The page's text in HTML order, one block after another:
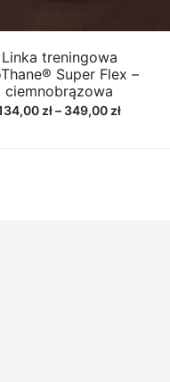
Linka treningowa
Super Flex –
ciemnobrązowa
zł– 349,00 złZakres